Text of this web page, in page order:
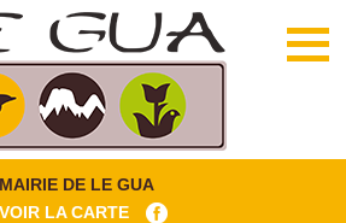
MAIRIE DE LE GUA
VOIR LA CARTE